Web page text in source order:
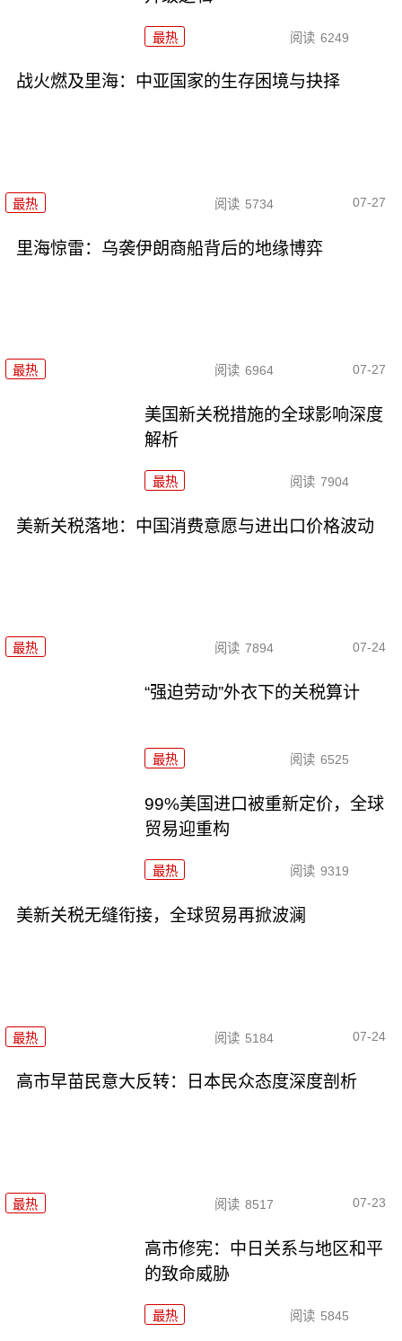
最热 阅读 6249
战火燃及里海：中亚国家的生存困境与抉择
最热 阅读 5734 07-27
里海惊雷：乌袭伊朗商船背后的地缘博弈
最热 阅读 6964 07-27
美国新关税措施的全球影响深度
解析
最热 阅读 7904
美新关税落地：中国消费意愿与进出口价格波动
最热 阅读 7894 07-24
“强迫劳动”外衣下的关税算计
最热 阅读 6525
99%美国进口被重新定价，全球
贸易迎重构
最热 阅读 9319
美新关税无缝衔接，全球贸易再掀波澜
最热 阅读 5184 07-24
高市早苗民意大反转：日本民众态度深度剖析
最热 阅读 8517 07-23
高市修宪：中日关系与地区和平
的致命威胁
最热 阅读 5845